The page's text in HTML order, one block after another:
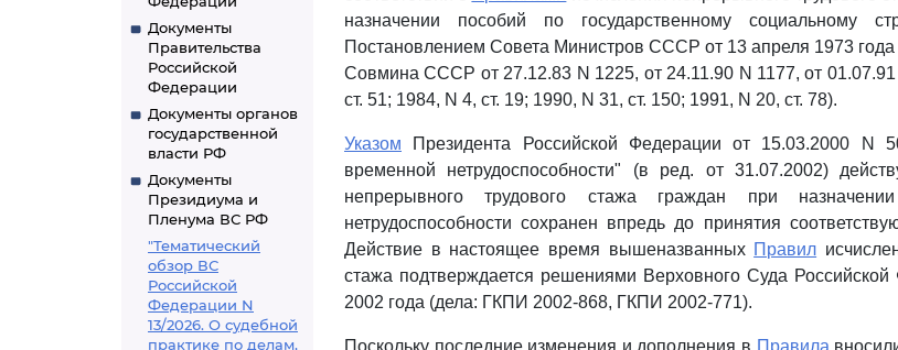
Документы
Правительства
Российской
Федерации
Документы органов
государственной
власти РФ
Документы
Президиума и
Пленума ВС РФ
"Тематический
обзор ВС
Российской
Федерации N
13/2026. О судебной
практике по делам,
назначении пособий по государственному социальному
Постановлением Совета Министров СССР от 13 апреля 1973
Совмина СССР от 27.12.83 N 1225, от 24.11.90 N 1177, от
ст. 51; 1984, N 4, ст. 19; 1990, N 31, ст. 150; 1991, N 20, ст. 78).
Указом Президента Российской Федерации от 15.03.2000 N
временной нетрудоспособности" (в ред. от 31.07.2002)
непрерывного трудового стажа граждан при
нетрудоспособности сохранен впредь до принятия
Действие в настоящее время вышеназванных Правил
стажа подтверждается решениями Верховного Суда Российской
2002 года (дела: ГКПИ 2002-868, ГКПИ 2002-771).
Поскольку последние изменения и дополнения в Правила